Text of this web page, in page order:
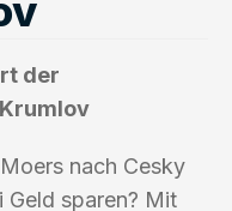
der
nach Cesky
Geld sparen? Mit